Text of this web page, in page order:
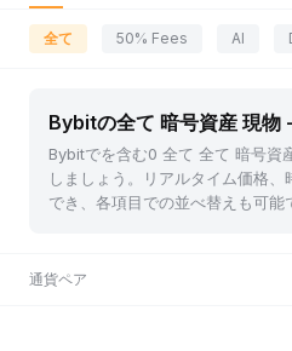
全て 50% Fees AI
Bybitの全て 暗号資産 現物
Bybitでを含む0 全て 全て 暗号資
しましょう。リアルタイム価格
でき、各項目での並べ替えも可能
通貨ペア